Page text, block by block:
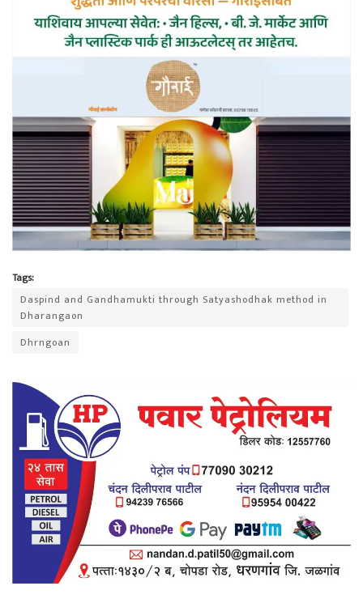
Tags:
Daspind and Gandhamukti through Satyashodhak method in
Dharangaon
Dhrngoan